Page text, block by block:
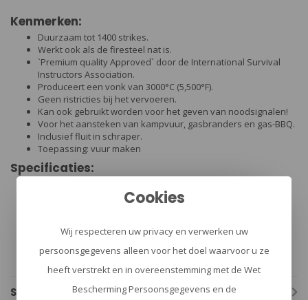
Kenmerken:
Duurzaam tot 1400 strikes.
Werkt ook als de firesteel nat is.
`Premium quality Approved` door de International Survival
Instructors Association.
Produceert een vonk van 3000°C (5,500°F).
Geen ristricties bij het vervoeren.
Kan ook gebruikt worden voor het geven van noodsignalen!
Voor het aansteken van kampvuur, gasbranders en gas-BBQ.
Inclusief fluit in schraper.
Toepassing: vuur maken
Specificaties:
Handgreep: kunststof oranje
Specificaties
Cookies
Wij respecteren uw privacy en verwerken uw
persoonsgegevens alleen voor het doel waarvoor u ze
heeft verstrekt en in overeenstemming met de Wet
Bescherming Persoonsgegevens en de